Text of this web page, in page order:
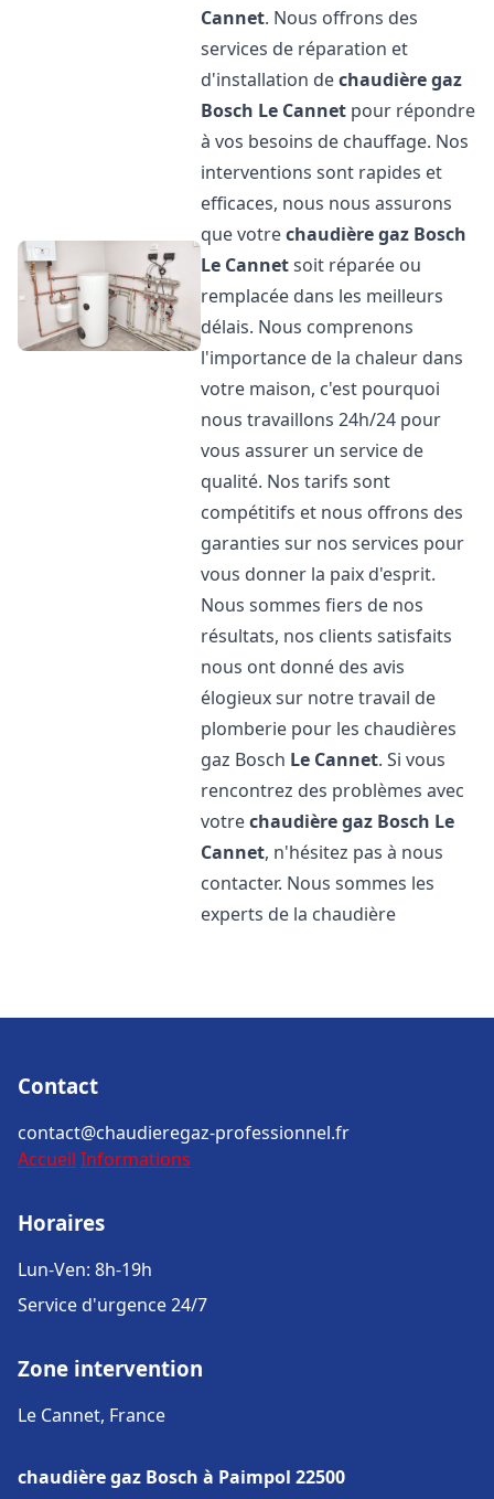
Cannet. Nous offrons des
services de réparation et
d'installation dechaudière gaz
Bosch Le Cannet pour répondre
à vos besoins de chauffage. Nos
interventions sont rapides et
efficaces, nous nous assurons
que votrechaudière gaz Bosch
Le Cannetsoit réparée ou
remplacée dans les meilleurs
délais. Nous comprenons
l'importance de la chaleur dans
votre maison, c'est pourquoi
nous travaillons 24h/24 pour
vous assurer un service de
qualité. Nos tarifs sont
compétitifs et nous offrons des
garanties sur nos services pour
vous donner la paix d'esprit.
Nous sommes fiers de nos
résultats, nos clients satisfaits
nous ont donné des avis
élogieux sur notre travail de
plomberie pour les chaudières
gaz Bosch Le Cannet. Si vous
rencontrez des problèmes avec
votrechaudière gaz Bosch Le
Cannet, n'hésitez pas à nous
contacter. Nous sommes les
experts de la chaudière
Contact
contact@chaudieregaz-professionnel.fr
Accueil Informations
Horaires
Lun-Ven: 8h-19h
Service d'urgence 24/7
Zone intervention
Le Cannet, France
chaudière gaz Bosch à Paimpol 22500